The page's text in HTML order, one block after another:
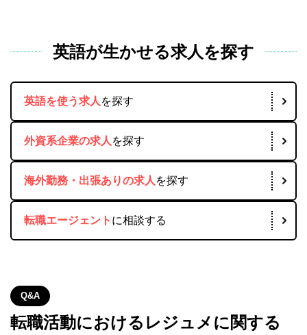
英語が生かせる求人を探す
英語を使う求人 を探す
外資系企業の求人 を探す
海外勤務・出張ありの求人 を探す
転職エージェント に相談する
Q&A
転職活動におけるレジュメに関する